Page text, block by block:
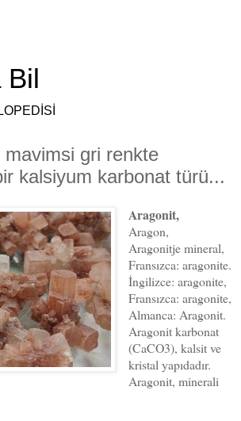
Bil
gri renkte
kalsiyum karbonat türü...
Aragonit,
Aragon,
Aragonitje mineral,
Fransızca: aragonite.
İngilizce: aragonite,
Fransızca: aragonite,
Almanca: Aragonit.
Aragonit karbonat
(CaCO3), kalsit ve
kristal yapıdadır.
Aragonit, minerali